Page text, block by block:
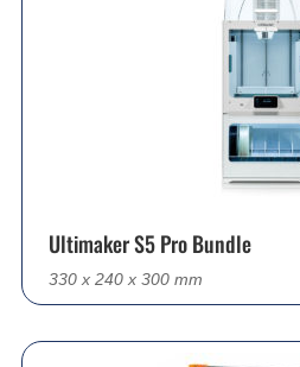
Ultimaker S5 Pro Bundle
330 x 240 x 300 mm